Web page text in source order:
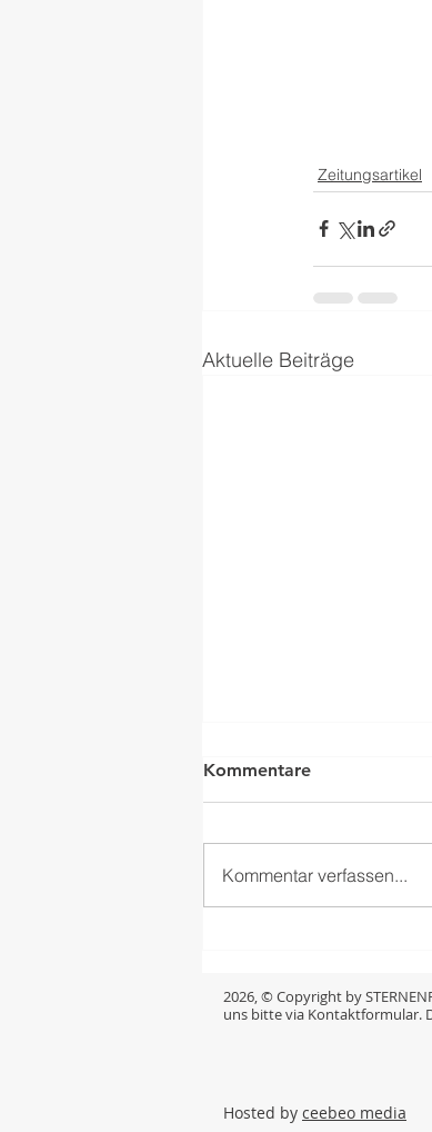
Zeitungsartikel
Aktuelle Beiträge
"Wynentaler Blatt"
Kommentare
Kommentar verfassen...
2026, © Copyright by
uns bitte via Kontaktformular.
Hosted by ceebeo media